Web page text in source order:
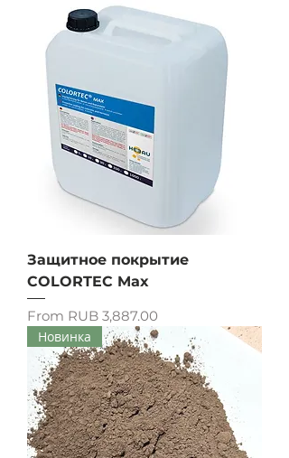
Защитное покрытие
COLORTEC Max
From RUB 3,887.00
Sale Price
Новинка